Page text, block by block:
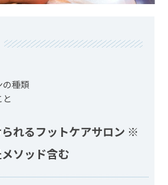
種類
れるフットケアサロン ※
ソッド含む